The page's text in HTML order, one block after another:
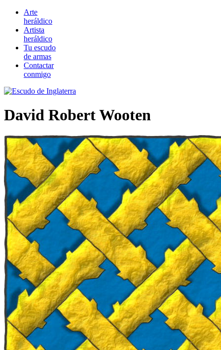
Arte
heráldico
Artista
heráldico
Tu escudo
de armas
Contactar
conmigo
David Robert Wooten